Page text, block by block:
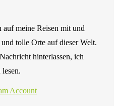
meine Reisen mit und
tolle Orte auf dieser Welt.
hinterlassen, ich
Account